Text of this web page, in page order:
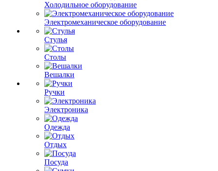
Холодильное оборудование
Электромеханическое оборудование
Стулья
Столы
Вешалки
Ручки
Электроника
Одежда
Отдых
Посуда